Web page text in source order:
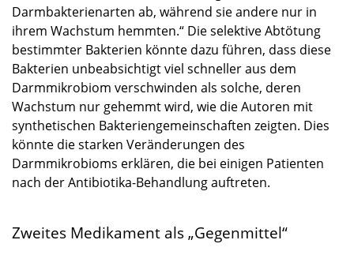
Darmbakterienarten ab, während sie andere nur in
ihrem Wachstum hemmten.“ Die selektive Abtötung
bestimmter Bakterien könnte dazu führen, dass diese
Bakterien unbeabsichtigt viel schneller aus dem
Darmmikrobiom verschwinden als solche, deren
Wachstum nur gehemmt wird, wie die Autoren mit
synthetischen Bakteriengemeinschaften zeigten. Dies
könnte die starken Veränderungen des
Darmmikrobioms erklären, die bei einigen Patienten
nach der Antibiotika-Behandlung auftreten.
Zweites Medikament als „Gegenmittel“